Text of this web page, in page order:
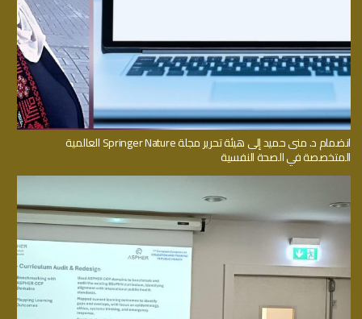
انضمام د. منى حميد إلى هيئة تحرير مجلة Springer Nature العالمية
المتخصصة في الصحة النفسية